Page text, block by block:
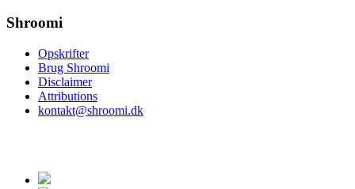
Shroomi
Opskrifter
Brug Shroomi
Disclaimer
Attributions
kontakt@shroomi.dk